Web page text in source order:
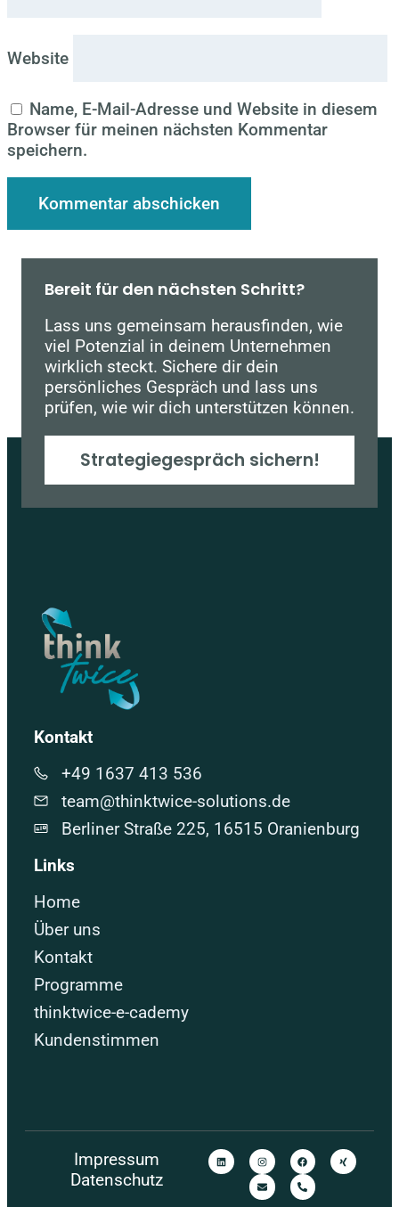
Website
Name, E-Mail-Adresse und Website in diesem
Browser für meinen nächsten Kommentar
speichern.
Bereit für den nächsten Schritt?
Lass uns gemeinsam herausfinden, wie
viel Potenzial in deinem Unternehmen
wirklich steckt. Sichere dir dein
persönliches Gespräch und lass uns
prüfen, wie wir dich unterstützen können.
Strategiegespräch sichern!
Kontakt
+49 1637 413 536
team@thinktwice-solutions.de
Berliner Straße 225, 16515 Oranienburg
Links
Home
Über uns
Kontakt
Programme
thinktwice-e-cademy
Kundenstimmen
Impressum
Datenschutz